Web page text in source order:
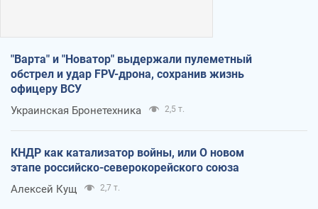
"Варта" и "Новатор" выдержали пулеметный
обстрел и удар FPV-дрона, сохранив жизнь
офицеру ВСУ
Украинская Бронетехника 2,5 т.
КНДР как катализатор войны, или О новом
этапе российско-северокорейского союза
Алексей Кущ 2,7 т.